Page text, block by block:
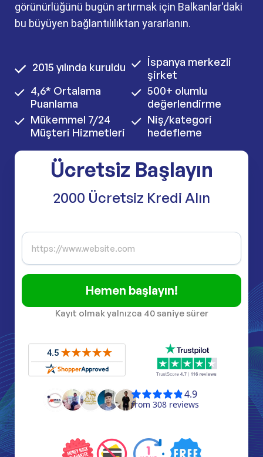
görünürlüğünü bugün artırmak için Balkanlar'daki
bu büyüyen bağlantılılıktan yararlanın.
2015 yılında kuruldu
4,6* Ortalama
Puanlama
Mükemmel 7/24
Müşteri Hizmetleri
İspanya merkezli
şirket
500+ olumlu
değerlendirme
Niş/kategori
hedefleme
Ücretsiz Başlayın
2000 Ücretsiz Kredi Alın
Hemen başlayın!
Kayıt olmak yalnızca 40 saniye sürer